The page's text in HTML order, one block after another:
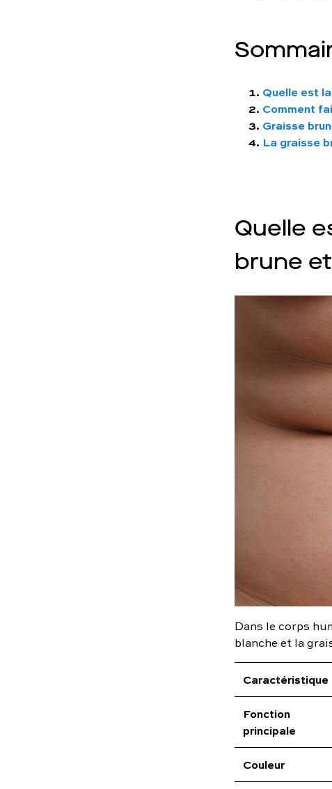
Quelle est
Comment
Graisse
La graisse
Quelle
brune
Dans le corps
blanche et la
Caractéristique
Fonction
principale
Couleur